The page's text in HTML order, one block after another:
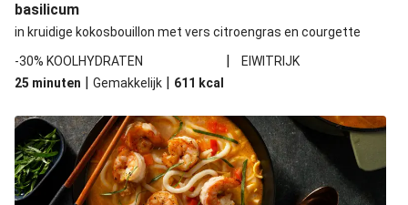
basilicum
in kruidige kokosbouillon met vers citroengras en courgette
-30% KOOLHYDRATEN
|
EIWITRIJK
25 minuten | Gemakkelijk | 611 kcal